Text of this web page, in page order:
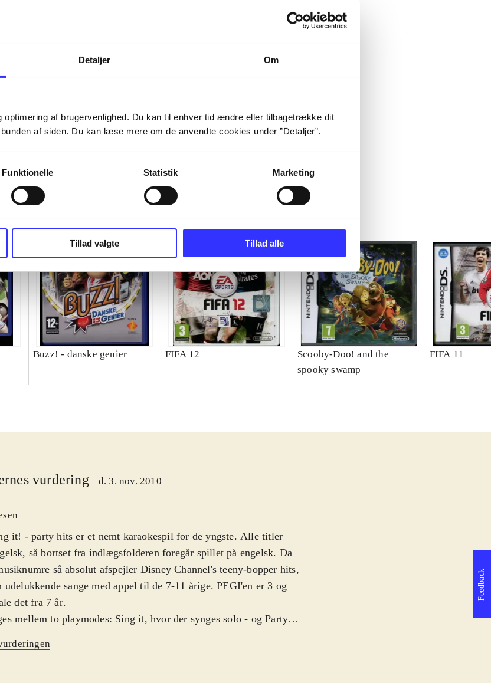
Detaljer Om
af brugervenlighed. Du kan til enhver tid ændre eller tilbagetrække dit
af siden. Du kan læse mere om de anvendte cookies under ”Detaljer”.
Funktionelle Statistik Marketing
Tillad valgte Tillad alle
Buzz! - danske genier FIFA 12
Scooby-Doo! and the
spooky swamp
FIFA 11
vurdering d. 3. nov. 2010
it! - party hits er et nemt karaokespil for de yngste. Alle titler
så bortset fra indlægsfolderen foregår spillet på engelsk. Da
så absolut afspejler Disney Channel's teeny-bopper hits,
udelukkende sange med appel til de 7-11 årige. PEGI'en er 3 og
det fra 7 år.
mellem to playmodes: Sing it, hvor der synges solo - og Party
sammen eller mod hinanden. 30 numre er tilgængelige, og der
Feedback